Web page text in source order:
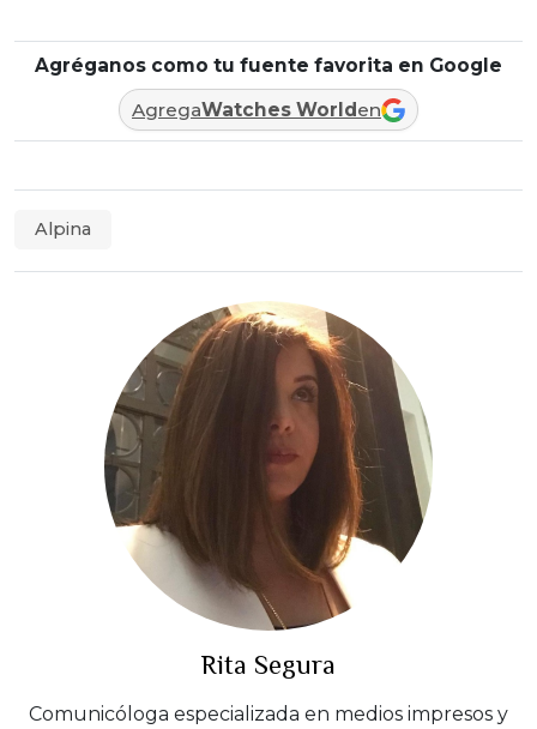
Agréganos como tu fuente favorita en Google
AgregaWatches Worlden
Alpina
Rita Segura
Comunicóloga especializada en medios impresos y